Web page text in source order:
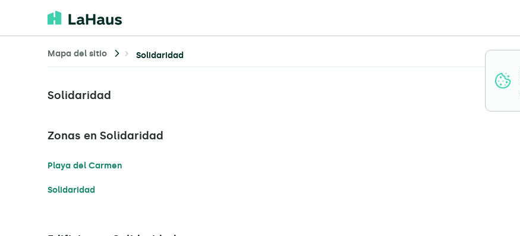
Mapa del sitio Solidaridad
Solidaridad
Zonas en Solidaridad
Playa del Carmen
Solidaridad